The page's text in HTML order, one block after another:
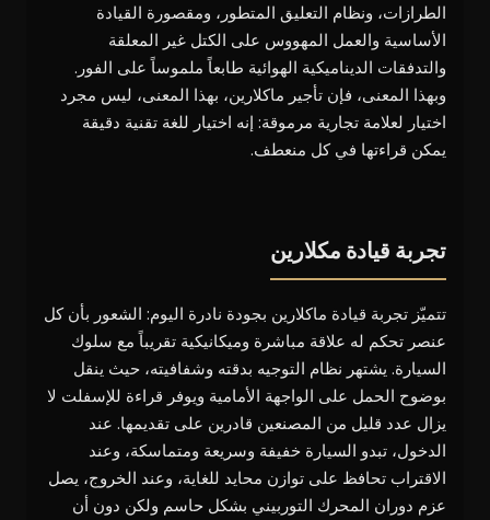
الطرازات، ونظام التعليق المتطور، ومقصورة القيادة
الأساسية والعمل المهووس على الكتل غير المعلقة
والتدفقات الديناميكية الهوائية طابعاً ملموساً على الفور.
وبهذا المعنى، فإن تأجير ماكلارين، بهذا المعنى، ليس مجرد
اختيار لعلامة تجارية مرموقة: إنه اختيار للغة تقنية دقيقة
يمكن قراءتها في كل منعطف.
تجربة قيادة مكلارين
تتميّز تجربة قيادة ماكلارين بجودة نادرة اليوم: الشعور بأن كل
عنصر تحكم له علاقة مباشرة وميكانيكية تقريباً مع سلوك
السيارة. يشتهر نظام التوجيه بدقته وشفافيته، حيث ينقل
بوضوح الحمل على الواجهة الأمامية ويوفر قراءة للإسفلت لا
يزال عدد قليل من المصنعين قادرين على تقديمها. عند
الدخول، تبدو السيارة خفيفة وسريعة ومتماسكة، وعند
الاقتراب تحافظ على توازن محايد للغاية، وعند الخروج، يصل
عزم دوران المحرك التوربيني بشكل حاسم ولكن دون أن